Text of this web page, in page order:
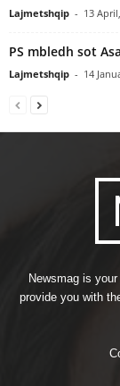
Lajmetshqip - 13
PS mbledh sot
Lajmetshqip - 14
Newsmag is
provide you with